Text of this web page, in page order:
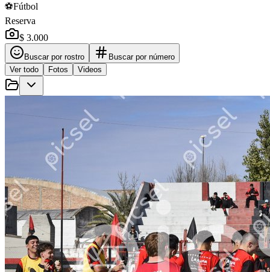
⚽Fútbol
Reserva
$ 3.000
Buscar por rostro
Buscar por número
Ver todo
Fotos Videos